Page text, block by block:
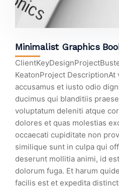
Minimalist Graphics
KeatonProject DescriptionAt
accusamus et iusto odio
ducimus qui blanditiis
voluptatum deleniti atque
dolores et quas molestias
occaecati cupiditate non
similique sunt in culpa qui
deserunt mollitia animi, id
dolorum fuga. Et harum
facilis est et expedita